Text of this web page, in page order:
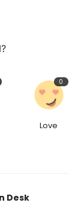
0
Love
Desk